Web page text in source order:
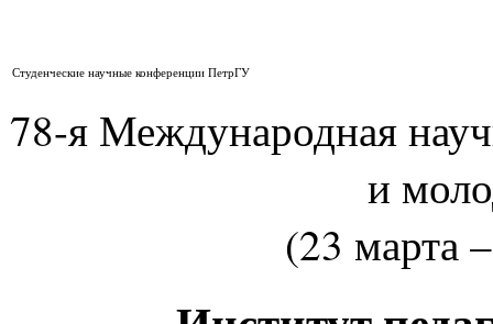
Студенческие научные конференции ПетрГУ
78-я Международная
и
(23 марта